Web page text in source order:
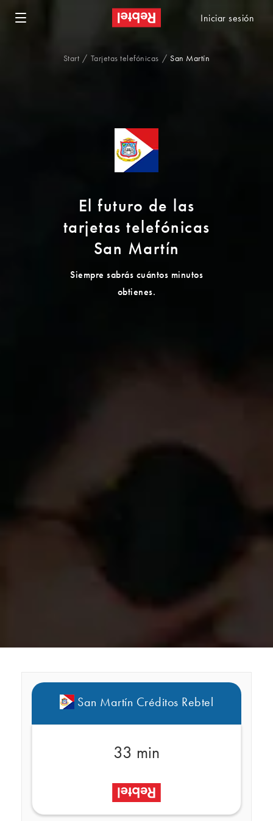
Start Tarjetas telefónicas San Martín
Iniciar sesión
El futuro de las
tarjetas telefónicas
San Martín
Siempre sabrás cuántos minutos
obtienes.
San Martín Créditos Rebtel
33 min